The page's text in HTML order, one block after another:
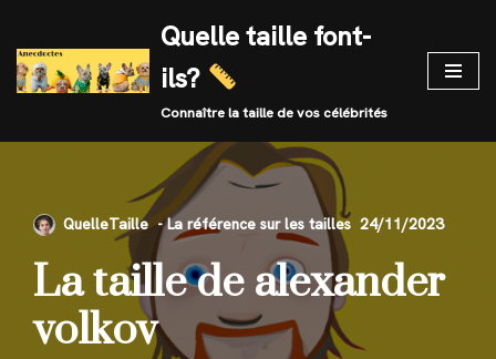
Skip
to
Quelle taille font-
ils?
Connaître la taille de vos célébrités
QuelleTaille 24/11/2023
La taille de alexander
volkov